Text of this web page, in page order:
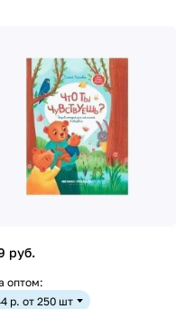
руб.
оптом:
р. от 250 шт